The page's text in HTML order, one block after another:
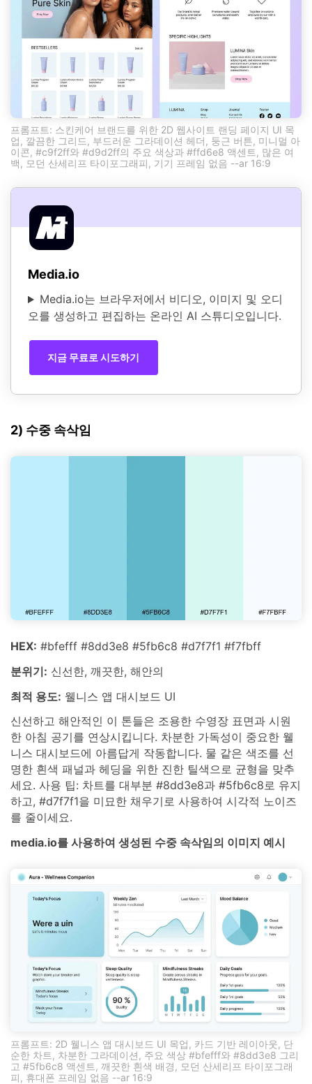
프롬프트: 스킨케어 브랜드를 위한 2D 웹사이트 랜딩 페이지 UI 목
업, 깔끔한 그리드, 부드러운 그라데이션 헤더, 둥근 버튼, 미니멀 아
이콘, #c9f2ff와 #d9d2ff의 주요 색상과 #ffd6e8 액센트, 많은 여
백, 모던 산세리프 타이포그래피, 기기 프레임 없음 --ar 16:9
Media.io
Media.io는 브라우저에서 비디오, 이미지 및 오디
오를 생성하고 편집하는 온라인 AI 스튜디오입니다.
지금 무료로 시도하기
2) 수중 속삭임
HEX: #bfefff #8dd3e8 #5fb6c8 #d7f7f1 #f7fbff
분위기: 신선한, 깨끗한, 해안의
최적 용도: 웰니스 앱 대시보드 UI
신선하고 해안적인 이 톤들은 조용한 수영장 표면과 시원
한 아침 공기를 연상시킵니다. 차분한 가독성이 중요한 웰
니스 대시보드에 아름답게 작동합니다. 물 같은 색조를 선
명한 흰색 패널과 헤딩을 위한 진한 틸색으로 균형을 맞추
세요. 사용 팁: 차트를 대부분 #8dd3e8과 #5fb6c8로 유지
하고, #d7f7f1을 미묘한 채우기로 사용하여 시각적 노이즈
를 줄이세요.
media.io를 사용하여 생성된 수중 속삭임의 이미지 예시
프롬프트: 2D 웰니스 앱 대시보드 UI 목업, 카드 기반 레이아웃, 단
순한 차트, 차분한 그라데이션, 주요 색상 #bfefff와 #8dd3e8 그리
고 #5fb6c8 액센트, 깨끗한 흰색 배경, 모던 산세리프 타이포그래
피, 휴대폰 프레임 없음 --ar 16:9